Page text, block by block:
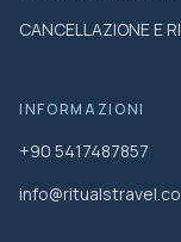
CANCELLAZIONE E
INFORMAZIONI
+90 5417487857